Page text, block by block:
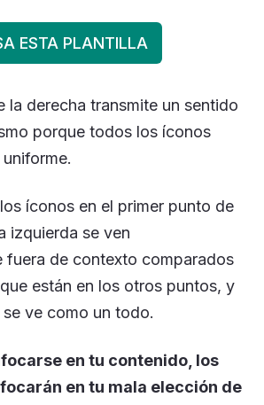
ESTA PLANTILLA
la derecha transmite un sentido
porque todos los íconos
íconos en el primer punto de
izquierda se ven
fuera de contexto comparados
están en los otros puntos, y
ve como un todo.
en tu contenido, los
en tu mala elección de